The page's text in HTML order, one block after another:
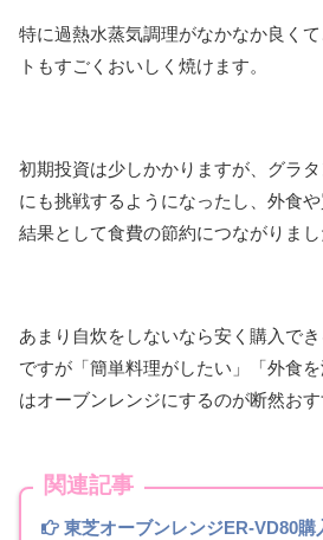
特に過熱水蒸気調理がなかなか良く
トもすごくおいしく焼けます。
初期投資は少しかかりますが、グラ
にも挑戦するようになったし、外食や
結果として食費の節約につながりまし
あまり自炊をしないなら安く購入で
ですが「簡単料理がしたい」「外食
はオーブンレンジにするのが断然おす
関連記事
東芝オーブンレンジER-VD80購